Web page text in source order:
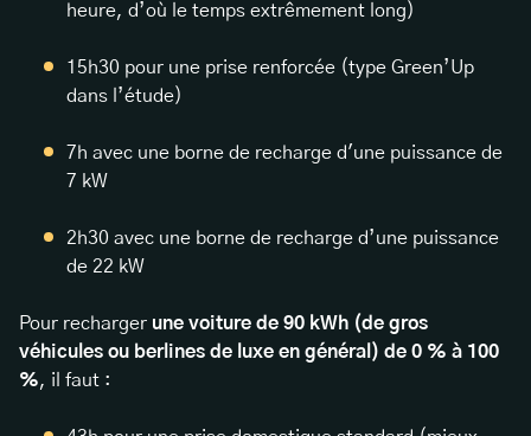
heure, d’où le temps extrêmement long)
15h30 pour une prise renforcée (type Green’Up
dans l’étude)
7h avec une borne de recharge d'une puissance de
7 kW
2h30 avec une borne de recharge d’une puissance
de 22 kW
Pour recharger une voiture de 90 kWh (de gros
véhicules ou berlines de luxe en général) de 0 % à 100
%, il faut :